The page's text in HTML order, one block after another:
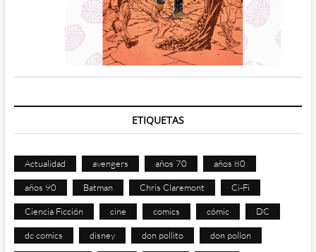
ETIQUETAS
Actualidad avengers años 70 años 80
años 90 Batman Chris Claremont Ci-Fi
Ciencia Ficción cine comics cómic DC
dc comics disney don pollito don pollon